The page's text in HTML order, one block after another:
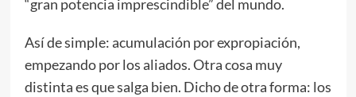
“gran potencia imprescindible” del mundo.
Así de simple: acumulación por expropiación,
empezando por los aliados. Otra cosa muy
distinta es que salga bien. Dicho de otra forma: los